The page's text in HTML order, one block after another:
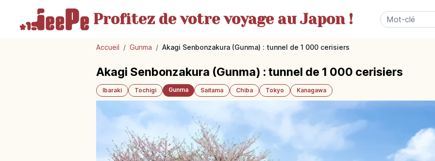
Profitez de votrevoyage au Japon !
Accueil / Gunma / Akagi Senbonzakura (Gunma) : tunnel de 1 000 cerisiers
Akagi Senbonzakura (Gunma) : tunnel de 1 000 cerisiers
Ibaraki Tochigi Gunma Saitama Chiba Tokyo Kanagawa